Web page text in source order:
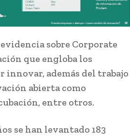
sobre Corporate
que engloba los
innovar, además del trabajo
abierta como
entre otros.
se han levantado 183